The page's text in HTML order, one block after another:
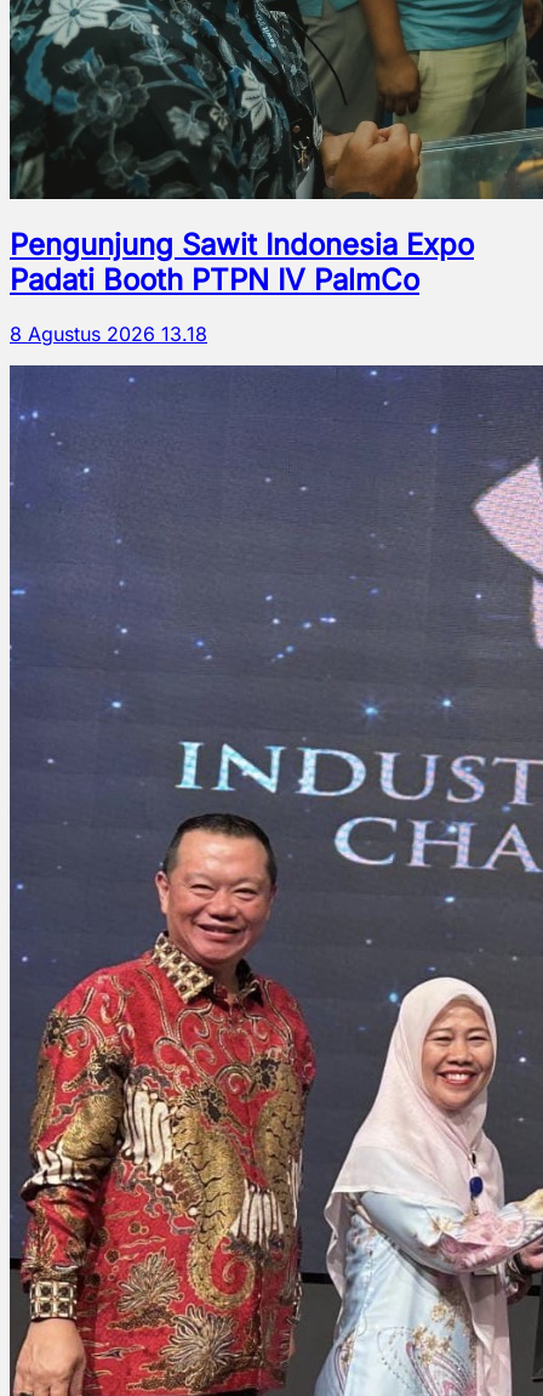
Pengunjung Sawit Indonesia Expo
Padati Booth PTPN IV PalmCo
8 Agustus 2026 13.18